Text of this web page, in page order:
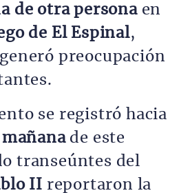
de otra personaen
de El Espinal,
preocupación
se registró hacia
mañanade este
transeúntes del
II reportaron la